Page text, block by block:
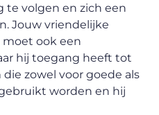
te volgen en zich een
Jouw vriendelijke
ook een
hij toegang heeft tot
zowel voor goede als
worden en hij